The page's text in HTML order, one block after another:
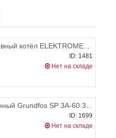
Твёрдотопливный котёл ELEKTROMET EKO-KWP MULTI 25
ID: 1481
Нет на складе
Насос глубинный Grundfos SP 3A-60 3x400В
ID: 1699
Нет на складе